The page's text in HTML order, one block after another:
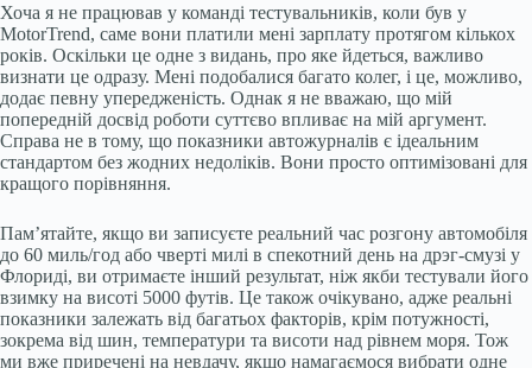
Хоча я не працював у команді тестувальників, коли був у
MotorTrend, саме вони платили мені зарплату протягом кількох
років. Оскільки це одне з видань, про яке йдеться, важливо
визнати це одразу. Мені подобалися багато колег, і це, можливо,
додає певну упередженість. Однак я не вважаю, що мій
попередній досвід роботи суттєво впливає на мій аргумент.
Справа не в тому, що показники автожурналів є ідеальним
стандартом без жодних недоліків. Вони просто оптимізовані для
кращого порівняння.
Пам’ятайте, якщо ви записуєте реальний час розгону автомобіля
до 60 миль/год або чверті милі в спекотний день на дрэг-смузі у
Флориді, ви отримаєте інший результат, ніж якби тестували його
взимку на висоті 5000 футів. Це також очікувано, адже реальні
показники залежать від багатьох факторів, крім потужності,
зокрема від шин, температури та висоти над рівнем моря. Тож
ми вже приречені на невдачу, якщо намагаємося вибрати одне